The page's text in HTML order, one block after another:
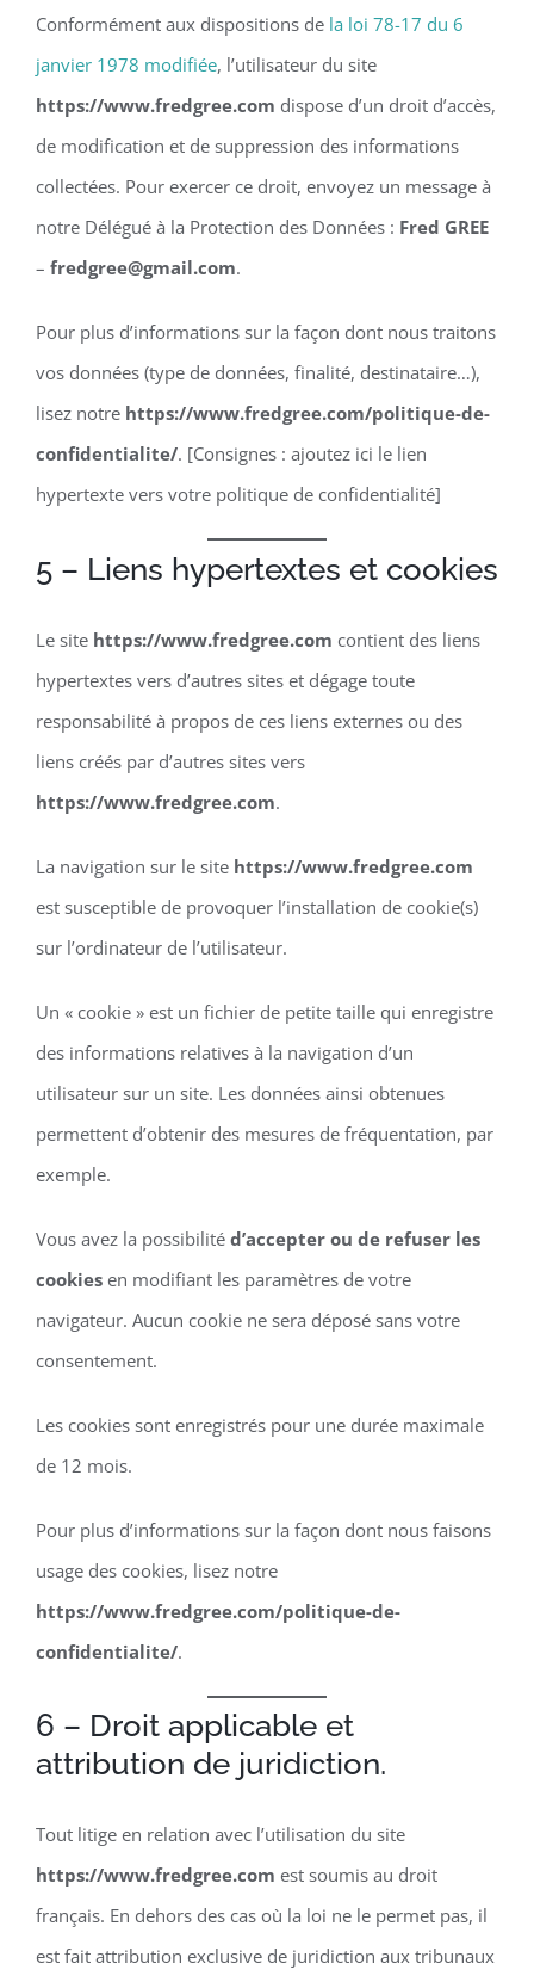
Conformément aux dispositions de la loi 78-17 du 6
janvier 1978 modifiée, l’utilisateur du site
https://www.fredgree.com dispose d’un droit d’accès,
de modification et de suppression des informations
collectées. Pour exercer ce droit, envoyez un message à
notre Délégué à la Protection des Données : Fred GREE
– fredgree@gmail.com.
Pour plus d’informations sur la façon dont nous traitons
vos données (type de données, finalité, destinataire…),
lisez notre https://www.fredgree.com/politique-de-
confidentialite/. [Consignes : ajoutez ici le lien
hypertexte vers votre politique de confidentialité]
5 – Liens hypertextes et cookies
Le site https://www.fredgree.com contient des liens
hypertextes vers d’autres sites et dégage toute
responsabilité à propos de ces liens externes ou des
liens créés par d’autres sites vers
https://www.fredgree.com.
La navigation sur le site https://www.fredgree.com
est susceptible de provoquer l’installation de cookie(s)
sur l’ordinateur de l’utilisateur.
Un « cookie » est un fichier de petite taille qui enregistre
des informations relatives à la navigation d’un
utilisateur sur un site. Les données ainsi obtenues
permettent d’obtenir des mesures de fréquentation, par
exemple.
Vous avez la possibilité d’accepter ou de refuser les
cookiesen modifiant les paramètres de votre
navigateur. Aucun cookie ne sera déposé sans votre
consentement.
Les cookies sont enregistrés pour une durée maximale
de 12 mois.
Pour plus d’informations sur la façon dont nous faisons
usage des cookies, lisez notre
https://www.fredgree.com/politique-de-
confidentialite/.
6 – Droit applicable et
attribution de juridiction.
Tout litige en relation avec l’utilisation du site
https://www.fredgree.com est soumis au droit
français. En dehors des cas où la loi ne le permet pas, il
est fait attribution exclusive de juridiction aux tribunaux